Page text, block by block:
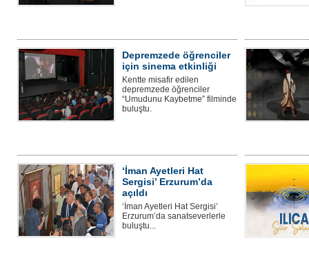
Depremzede öğrenciler
için sinema etkinliği
Kentte misafir edilen
depremzede öğrenciler
“Umudunu Kaybetme” filminde
buluştu.
‘İman Ayetleri Hat
Sergisi’ Erzurum’da
açıldı
‘İman Ayetleri Hat Sergisi’
Erzurum’da sanatseverlerle
buluştu...